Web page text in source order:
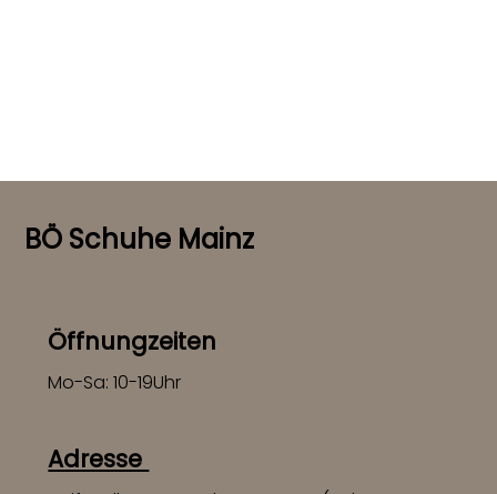
BÖ Schuhe Mainz
Öffnungzeiten
Mo-Sa: 10-19Uhr
Adresse